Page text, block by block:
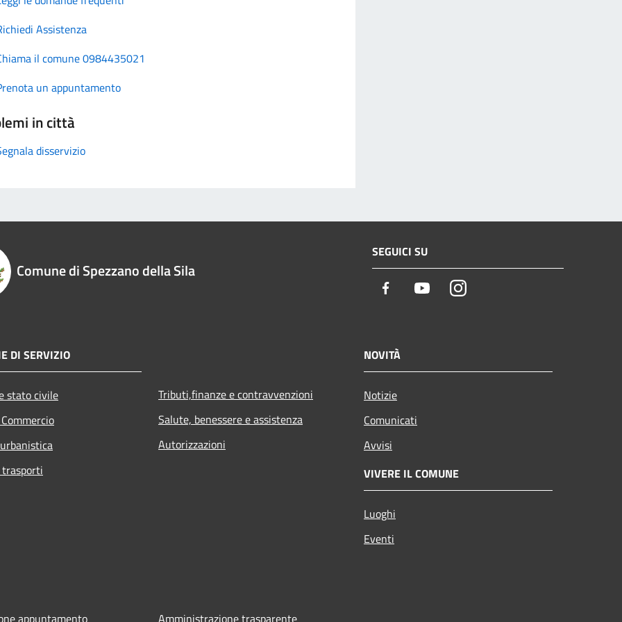
Assistenza
il comune 0984435021
un appuntamento
in città
disservizio
Comune di Spezzano della Sila
SEGUICI SU
Facebook YoutubeInstagram
DI SERVIZIO
stato civile
Tributi,finanze e contravvenzioni
Salute, benessere e assistenza
Autorizzazioni
NOVITÀ
Notizie
Comunicati
Avvisi
VIVERE IL COMUNE
Luoghi
Eventi
appuntamento Amministrazione trasparente